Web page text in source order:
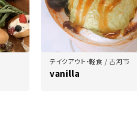
テイクアウト・軽食 / 古河市
vanilla